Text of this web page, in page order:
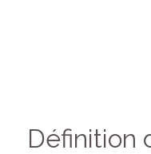
Définition